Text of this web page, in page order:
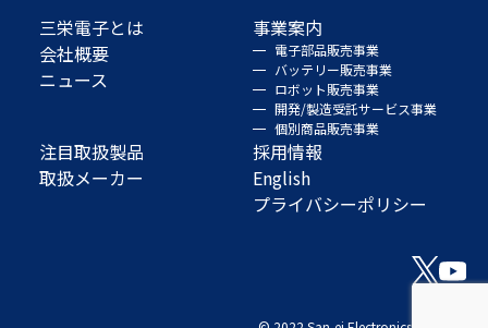
三栄電子とは
会社概要
ニュース
事業案内
電子部品販売事業
バッテリー販売事業
ロボット販売事業
開発/製造受託サービス事業
個別商品販売事業
注目取扱製品
取扱メーカー
採用情報
English
プライバシーポリシー